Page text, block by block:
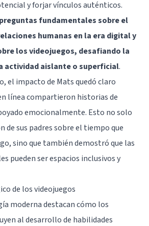
y forjar vínculos auténticos.
fundamentales sobre el
humanas en la era digital y
los videojuegos, desafiando la
actividad aislante o superficial.
el impacto de Mats quedó claro
línea compartieron historias de
emocionalmente. Esto no solo
de sus padres sobre el tiempo que
sino que también demostró que las
pueden ser espacios inclusivos y
de los videojuegos
moderna destacan cómo los
al desarrollo de habilidades